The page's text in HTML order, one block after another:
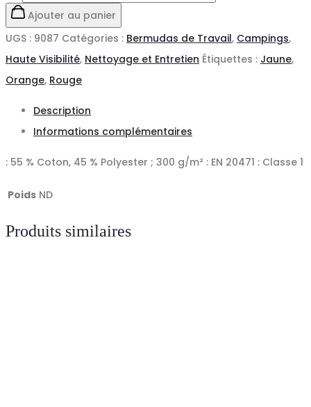
de
Bermuda
Ajouter au panier
UGS : 9087 Catégories : Bermudas de Travail, Campings,
Haute Visibilité, Nettoyage et Entretien Étiquettes : Jaune,
Orange, Rouge
Description
Informations complémentaires
: 55 % Coton, 45 % Polyester ; 300 g/m² : EN 20471 : Classe 1
Poids ND
Produits similaires